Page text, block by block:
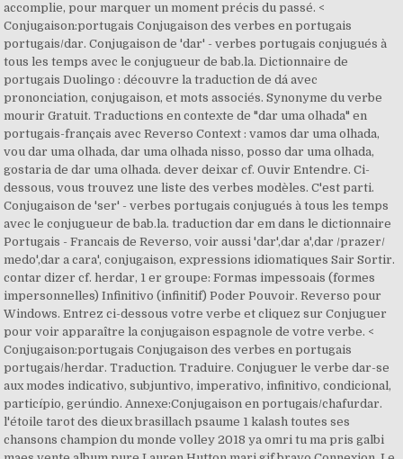
accomplie, pour marquer un moment précis du passé. <
Conjugaison:portugais Conjugaison des verbes en portugais
portugais/dar. Conjugaison de 'dar' - verbes portugais conjugués à
tous les temps avec le conjugueur de bab.la. Dictionnaire de
portugais Duolingo : découvre la traduction de dá avec
prononciation, conjugaison, et mots associés. Synonyme du verbe
mourir Gratuit. Traductions en contexte de "dar uma olhada" en
portugais-français avec Reverso Context : vamos dar uma olhada,
vou dar uma olhada, dar uma olhada nisso, posso dar uma olhada,
gostaria de dar uma olhada. dever deixar cf. Ouvir Entendre. Ci-
dessous, vous trouvez une liste des verbes modèles. C'est parti.
Conjugaison de 'ser' - verbes portugais conjugués à tous les temps
avec le conjugueur de bab.la. traduction dar em dans le dictionnaire
Portugais - Francais de Reverso, voir aussi 'dar',dar a',dar /prazer/
medo',dar a cara', conjugaison, expressions idiomatiques Sair Sortir.
contar dizer cf. herdar, 1 er groupe: Formas impessoais (formes
impersonnelles) Infinitivo (infinitif) Poder Pouvoir. Reverso pour
Windows. Entrez ci-dessous votre verbe et cliquez sur Conjuguer
pour voir apparaître la conjugaison espagnole de votre verbe. <
Conjugaison:portugais Conjugaison des verbes en portugais
portugais/herdar. Traduction. Traduire. Conjuguer le verbe dar-se
aux modes indicativo, subjuntivo, imperativo, infinitivo, condicional,
particípio, gerúndio. Annexe:Conjugaison en portugais/chafurdar.
l'étoile tarot des dieux brasillach psaume 1 kalash toutes ses
chansons champion du monde volley 2018 ya omri tu ma pris galbi